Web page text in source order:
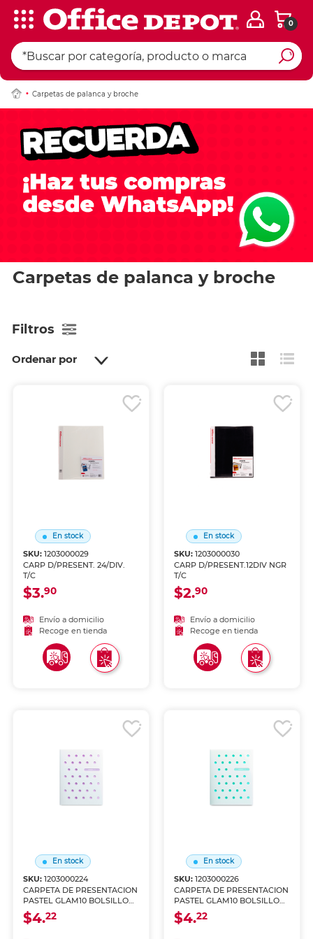
0
Carpetas de palanca y broche
Carpetas de palanca y broche
Filtros
Ordenar por
En stock
SKU:1203000029
CARP D/PRESENT. 24/DIV.
T/C
$3.90
Envío a domicilio
Recoge en tienda
En stock
SKU: 1203000030
CARP D/PRESENT.12DIV NGR
T/C
$2.90
Envío a domicilio
Recoge en tienda
En stock
SKU:1203000224
CARPETA DE PRESENTACION
PASTEL GLAM10 BOLSILLOS
IO-PG202
$4.22
En stock
SKU: 1203000226
CARPETA DE PRESENTACION
PASTEL GLAM10 BOLSILLOS
IO-PG402
$4.22